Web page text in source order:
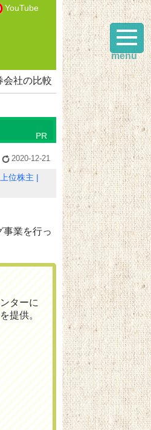
YouTube
会社の比較
2020-12-21
上位株主
業を行っ
ターに
提供。
menu